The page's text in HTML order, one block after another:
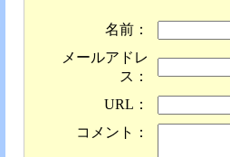
名前：
メールアドレ
ス：
URL：
コメント：